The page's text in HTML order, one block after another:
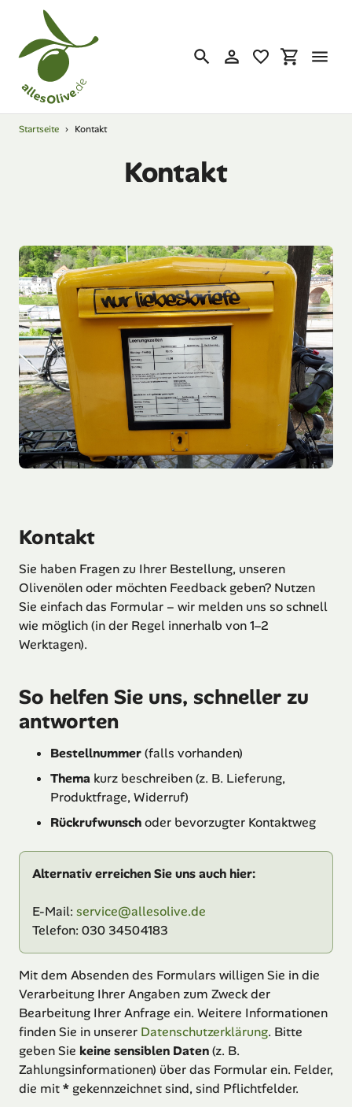
Inhalt
SuchenEinloggen
Startseite › Kontakt
Kontakt
Kontakt
Sie haben Fragen zu Ihrer Bestellung, unseren
Olivenölen oder möchten Feedback geben? Nutzen
Sie einfach das Formular – wir melden uns so schnell
wie möglich (in der Regel innerhalb von 1–2
Werktagen).
So helfen Sie uns, schneller zu
antworten
Bestellnummer(falls vorhanden)
Thema kurz beschreiben (z. B. Lieferung,
Produktfrage, Widerruf)
Rückrufwunschoder bevorzugter Kontaktweg
Alternativ erreichen Sie uns auch hier:
E-Mail: service@allesolive.de
Telefon: 030 34504183
Mit dem Absenden des Formulars willigen Sie in die
Verarbeitung Ihrer Angaben zum Zweck der
Bearbeitung Ihrer Anfrage ein. Weitere Informationen
finden Sie in unserer Datenschutzerklärung. Bitte
geben Sie keine sensiblen Daten(z. B.
Zahlungsinformationen) über das Formular ein. Felder,
die mit*gekennzeichnet sind, sind Pflichtfelder.